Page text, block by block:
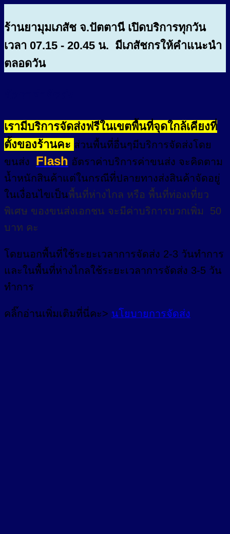
ร้านยามุมเภสัช จ.ปัตตานี เปิดบริการทุกวัน
เวลา 07.15 - 20.45 น. มีเภสัชกรให้คำแนะนำ
ตลอดวัน
เรามีบริการจัดส่งฟรีในเขตพื้นที่จุดใกล้เคียงที่
ตั้งของร้านคะ ส่วนพื้นที่อื่นๆมีบริการจัดส่งโดย
ขนส่ง Flash อัตราค่าบริการค่าขนส่ง จะคิดตาม
น้ำหนักสินค้าแต่ในกรณีที่ปลายทางส่งสินค้าจัดอยู่
ในเงื่อนไขเป็นพื้นที่ห่างไกล หรือ พื้นที่ท่องเที่ยว
พิเศษ ของขนส่งเอกชน จะมีค่าบริการบวกเพิ่ม 50
บาท คะ
โดยนอกพื้นที่ใช้ระยะเวลาการจัดส่ง 2-3 วันทำการ
และในพื้นที่ห่างไกลใช้ระยะเวลาการจัดส่ง 3-5 วัน
ทำการ
คลิ๊กอ่านเพิ่มเติมที่นี่คะ> นโยบายการจัดส่ง